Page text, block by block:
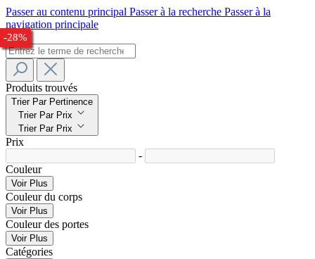
Passer au contenu principal Passer à la recherche Passer à la
navigation principale
Produits trouvés
Trier Par Pertinence
Trier Par Prix
Trier Par Prix
Prix
-
Couleur
Voir Plus
Couleur du corps
Voir Plus
Couleur des portes
Voir Plus
Catégories
-30%
-23%
-22%
-23%
-25%
-33%
-24%
-28%